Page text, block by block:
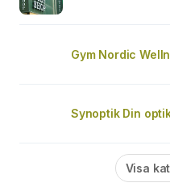
Gym Nordic
Synoptik Din
Visa